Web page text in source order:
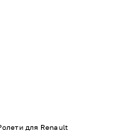
для Renault